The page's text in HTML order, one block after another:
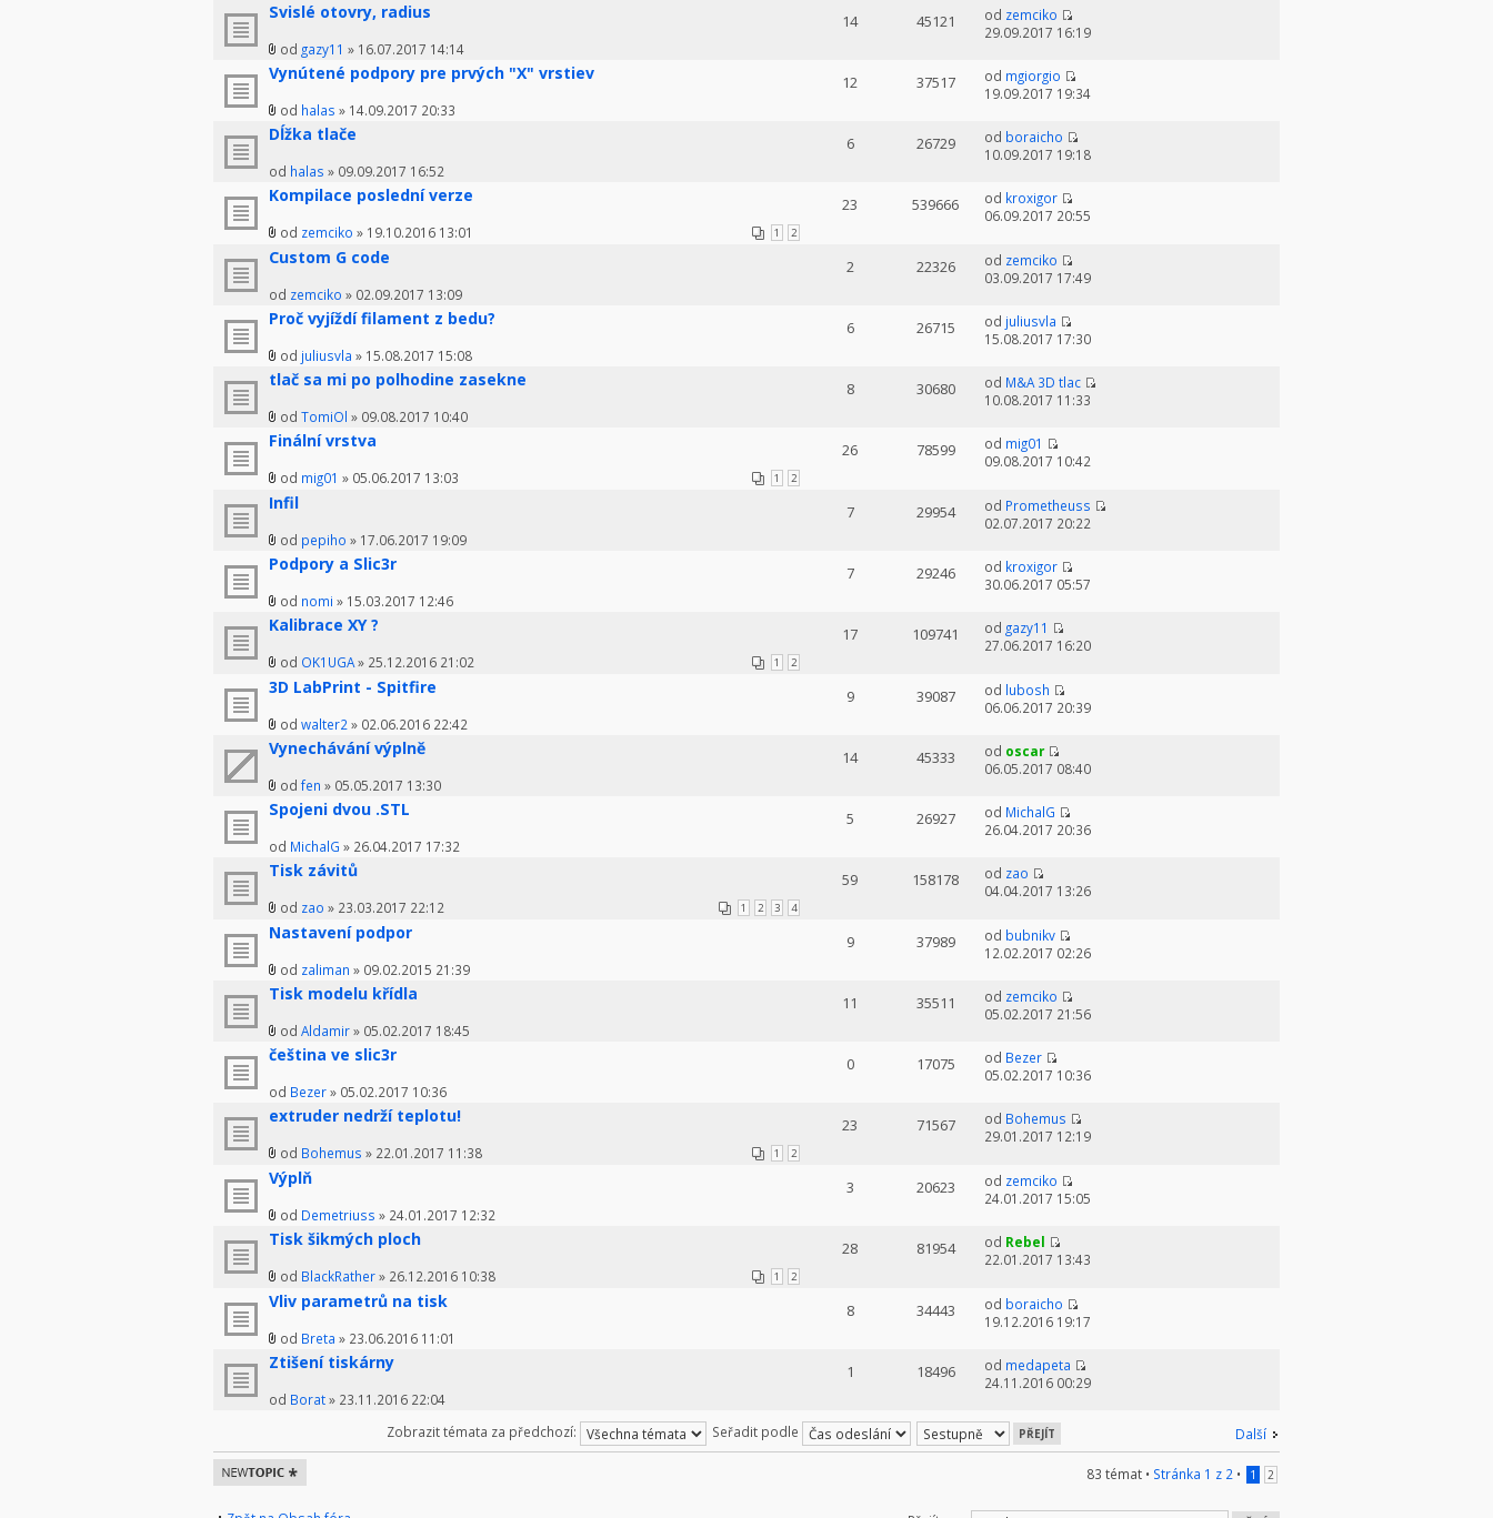
Svislé otovry, radius
od gazy11 » 16.07.2017 14:14
14 45121 od zemciko
29.09.2017 16:19
Vynútené podpory pre prvých "X" vrstiev
od halas » 14.09.2017 20:33
12 37517 od mgiorgio
19.09.2017 19:34
Dĺžka tlače
od halas » 09.09.2017 16:52
6 26729 od boraicho
10.09.2017 19:18
Kompilace poslední verze
1 2
od zemciko » 19.10.2016 13:01
23 539666 od kroxigor
06.09.2017 20:55
Custom G code
od zemciko » 02.09.2017 13:09
2 22326 od zemciko
03.09.2017 17:49
Proč vyjíždí filament z bedu?
od juliusvla » 15.08.2017 15:08
6 26715 od juliusvla
15.08.2017 17:30
tlač sa mi po polhodine zasekne
od TomiOl » 09.08.2017 10:40
8 30680 od M&A 3D tlac
10.08.2017 11:33
Finální vrstva
1 2
od mig01 » 05.06.2017 13:03
26 78599 od mig01
09.08.2017 10:42
Infil
od pepiho » 17.06.2017 19:09
7 29954 od Prometheuss
02.07.2017 20:22
Podpory a Slic3r
od nomi » 15.03.2017 12:46
7 29246 od kroxigor
30.06.2017 05:57
Kalibrace XY ?
1 2
od OK1UGA» 25.12.2016 21:02
17 109741 od gazy11
27.06.2017 16:20
3D LabPrint - Spitfire
od walter2» 02.06.2016 22:42
9 39087 od lubosh
06.06.2017 20:39
Vynechávání výplně
od fen » 05.05.2017 13:30
14 45333 od oscar
06.05.2017 08:40
Spojeni dvou .STL
od MichalG » 26.04.2017 17:32
5 26927 od MichalG
26.04.2017 20:36
Tisk závitů
1 2 3 4
od zao » 23.03.2017 22:12
59 158178 od zao
04.04.2017 13:26
Nastavení podpor
od zaliman » 09.02.2015 21:39
9 37989 od bubnikv
12.02.2017 02:26
Tisk modelu křídla
od Aldamir» 05.02.2017 18:45
11 35511 od zemciko
05.02.2017 21:56
čeština ve slic3r
od Bezer» 05.02.2017 10:36
0 17075 od Bezer
05.02.2017 10:36
extruder nedrží teplotu!
1 2
od Bohemus » 22.01.2017 11:38
23 71567 od Bohemus
29.01.2017 12:19
Výplň
od Demetriuss » 24.01.2017 12:32
3 20623 od zemciko
24.01.2017 15:05
Tisk šikmých ploch
1 2
od BlackRather» 26.12.2016 10:38
28 81954 od Rebel
22.01.2017 13:43
Vliv parametrů na tisk
od Breta » 23.06.2016 11:01
8 34443 od boraicho
19.12.2016 19:17
Ztišení tiskárny
od Borat» 23.11.2016 22:04
1 18496 od medapeta
24.11.2016 00:29
Další
Zobrazit témata za předchozí: Seřadit podle
Odeslat nové
téma
83 témat • Stránka 1 z 2 • 1 2